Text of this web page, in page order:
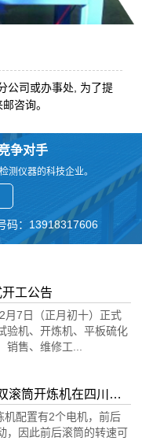
公司或办事处, 为了提
咨询。
争对手
测仪器的科技企业。
码：13918317606
工公告
月7日（正月初十）正式
验机、开炼机、平板硫化
销售、维修工...
滚筒开炼机在四川新
应用
机配置有2个电机，前后
，因此前后滚筒的转速可